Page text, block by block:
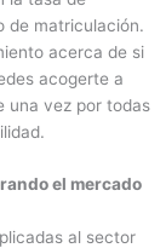
de matriculación.
acerca de si
acogerte a
una vez por todas
el mercado
al sector